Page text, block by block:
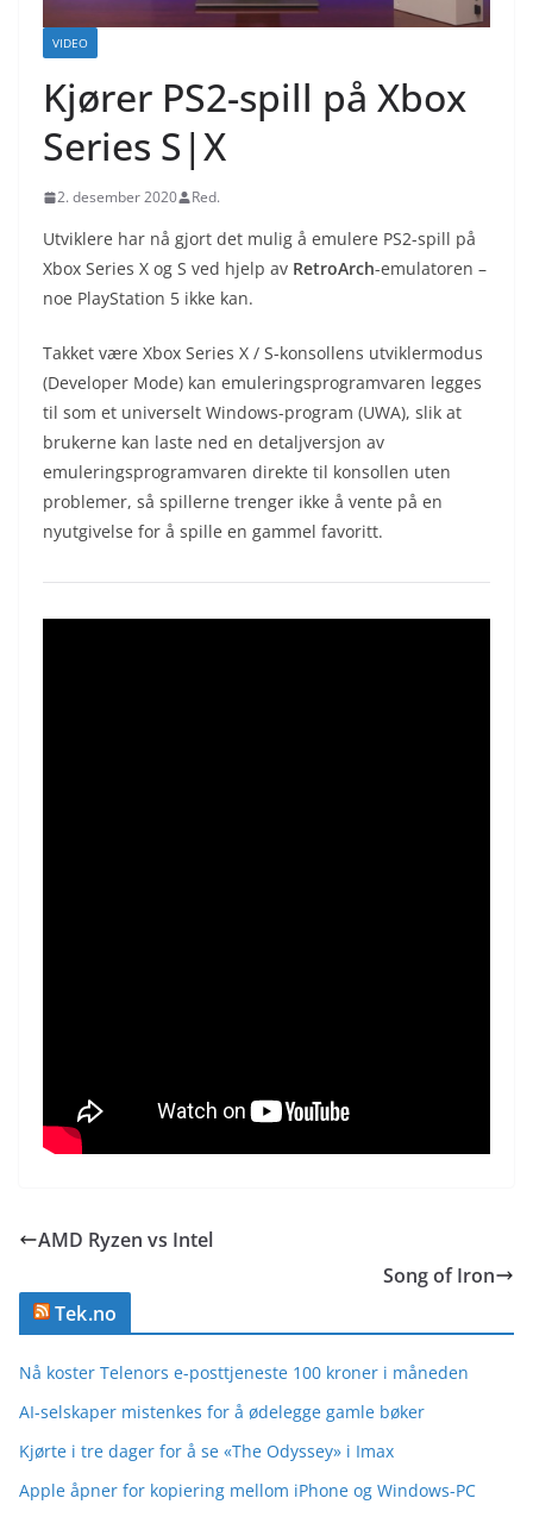
VIDEO
Kjører PS2-spill på Xbox
Series S|X
2. desember 2020 Red.
Utviklere har nå gjort det mulig å emulere PS2-spill på
Xbox Series X og S ved hjelp av RetroArch-emulatoren –
noe PlayStation 5 ikke kan.
Takket være Xbox Series X / S-konsollens utviklermodus
(Developer Mode) kan emuleringsprogramvaren legges
til som et universelt Windows-program (UWA), slik at
brukerne kan laste ned en detaljversjon av
emuleringsprogramvaren direkte til konsollen uten
problemer, så spillerne trenger ikke å vente på en
nyutgivelse for å spille en gammel favoritt.
AMD Ryzen vs Intel
Song of Iron
Tek.no
Nå koster Telenors e-posttjeneste 100 kroner i måneden
AI-selskaper mistenkes for å ødelegge gamle bøker
Kjørte i tre dager for å se «The Odyssey» i Imax
Apple åpner for kopiering mellom iPhone og Windows-PC